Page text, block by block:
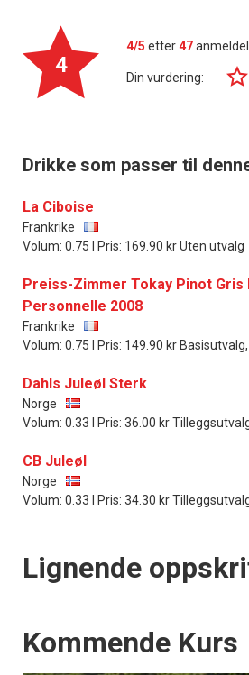
4
4/5 etter47
Din vurdering:
Drikke som passer til
La Ciboise
Frankrike
Volum: 0.75 l Pris: 169.90 kr Uten utvalg
Preiss-Zimmer Tokay Pinot Gris
Personnelle 2008
Frankrike
Volum: 0.75 l Pris: 149.90 kr
Dahls Juleøl Sterk
Norge
Volum: 0.33 l Pris: 36.00 kr
CB Juleøl
Norge
Volum: 0.33 l Pris: 34.30 kr
Lignende
Events
Kommende Kurs